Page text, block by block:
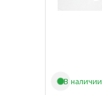
В наличии